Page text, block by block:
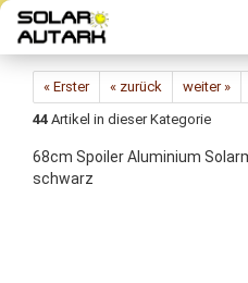
Direkt
zum
Hauptinhalt
« Erster « zurück weiter »
44 Artikel in dieser Kategorie
68cm Spoiler Aluminium
schwarz